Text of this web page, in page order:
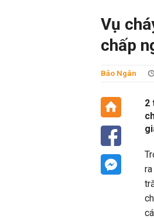
Vụ
chấp
Bảo Ngân
2